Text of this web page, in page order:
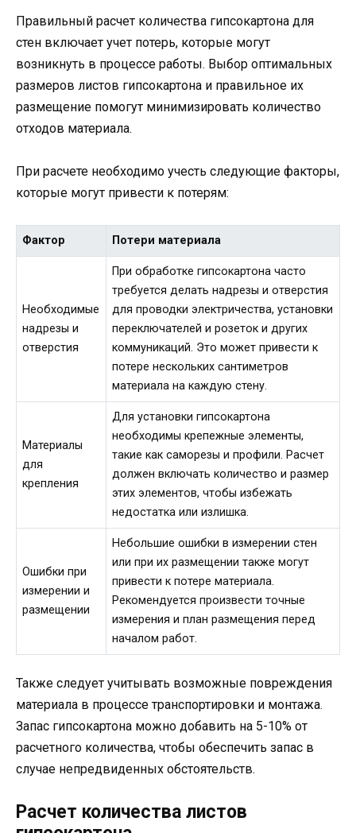
Правильный расчет количества гипсокартона для
стен включает учет потерь, которые могут
возникнуть в процессе работы. Выбор оптимальных
размеров листов гипсокартона и правильное их
размещение помогут минимизировать количество
отходов материала.
При расчете необходимо учесть следующие факторы,
которые могут привести к потерям:
Фактор Потери материала
Необходимые
надрезы и
отверстия
При обработке гипсокартона часто
требуется делать надрезы и отверстия
для проводки электричества, установки
переключателей и розеток и других
коммуникаций. Это может привести к
потере нескольких сантиметров
материала на каждую стену.
Материалы
для
крепления
Для установки гипсокартона
необходимы крепежные элементы,
такие как саморезы и профили. Расчет
должен включать количество и размер
этих элементов, чтобы избежать
недостатка или излишка.
Ошибки при
измерении и
размещении
Небольшие ошибки в измерении стен
или при их размещении также могут
привести к потере материала.
Рекомендуется произвести точные
измерения и план размещения перед
началом работ.
Также следует учитывать возможные повреждения
материала в процессе транспортировки и монтажа.
Запас гипсокартона можно добавить на 5-10% от
расчетного количества, чтобы обеспечить запас в
случае непредвиденных обстоятельств.
Расчет количества листов